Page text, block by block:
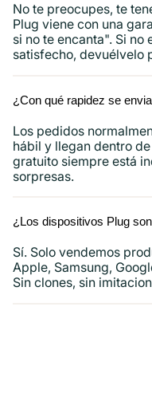
No te preocupes, te
Plug viene con una
si no te encanta". Si no
satisfecho, devuélvelo
¿Con qué rapidez se
Los pedidos
hábil y llegan dentro
gratuito siempre está
sorpresas.
¿Los dispositivos Plug
Sí. Solo vendemos
Apple, Samsung,
Sin clones, sin